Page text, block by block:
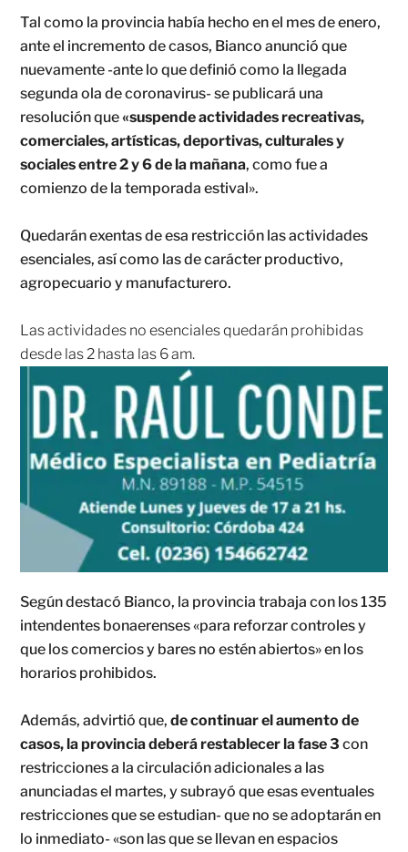
Tal como la provincia había hecho en el mes de enero,
ante el incremento de casos, Bianco anunció que
nuevamente -ante lo que definió como la llegada
segunda ola de coronavirus- se publicará una
resolución que«suspende actividades recreativas,
comerciales, artísticas, deportivas, culturales y
sociales entre 2 y 6 de la mañana, como fue a
comienzo de la temporada estival».
Quedarán exentas de esa restricción las actividades
esenciales, así como las de carácter productivo,
agropecuario y manufacturero.
Las actividades no esenciales quedarán prohibidas
desde las 2 hasta las 6 am.
Según destacó Bianco, la provincia trabaja con los 135
intendentes bonaerenses «para reforzar controles y
que los comercios y bares no estén abiertos» en los
horarios prohibidos.
Además, advirtió que,de continuar el aumento de
casos, la provincia deberá restablecer la fase 3con
restricciones a la circulación adicionales a las
anunciadas el martes, y subrayó que esas eventuales
restricciones que se estudian- que no se adoptarán en
lo inmediato- «son las que se llevan en espacios